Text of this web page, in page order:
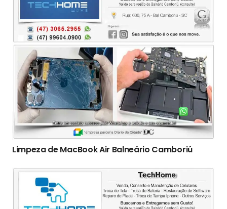
Limpeza de MacBook Air Balneário Camboriú